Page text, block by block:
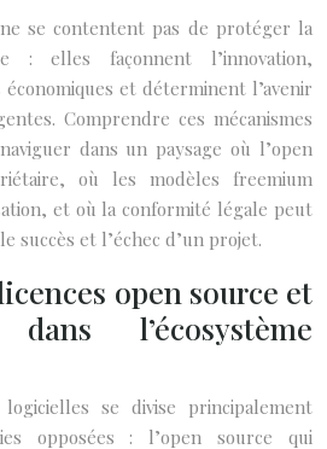
se contentent pas de protéger la
: elles façonnent l’innovation,
et déterminent l’avenir
Comprendre ces mécanismes
dans un paysage où l’open
où les modèles freemium
et où la conformité légale peut
succès et l’échec d’un projet.
open source et
l’écosystème
se divise principalement
opposées : l’open source qui